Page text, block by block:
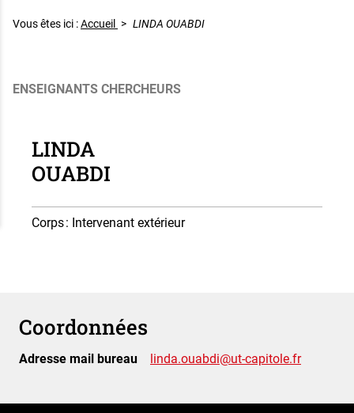
Vous êtes ici :Accueil > LINDA OUABDI
ENSEIGNANTS CHERCHEURS
LINDA
OUABDI
Corps: Intervenant extérieur
Coordonnées
Adresse mail bureau linda.ouabdi@ut-capitole.fr